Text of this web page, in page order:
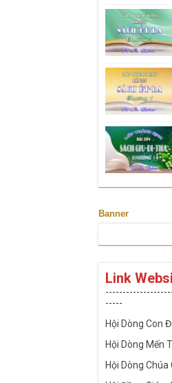
Banner
Link
-----
Hội Dòng Con
Hội Dòng Mến
Hội Dòng